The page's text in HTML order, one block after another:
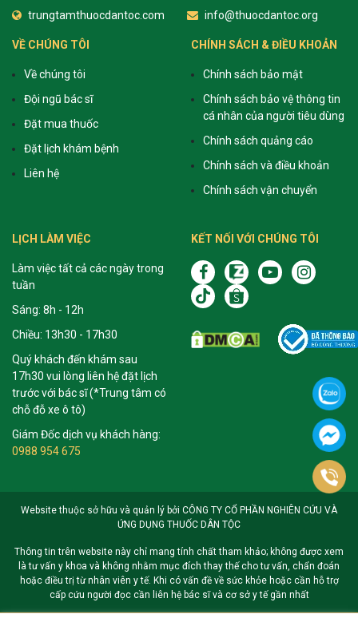
trungtamthuocdantoc.com info@thuocdantoc.org
VỀ CHÚNG TÔI
Về chúng tôi
Đội ngũ bác sĩ
Đặt mua thuốc
Đặt lịch khám bệnh
Liên hệ
CHÍNH SÁCH & ĐIỀU KHOẢN
Chính sách bảo mật
Chính sách bảo vệ thông tin
cá nhân của người tiêu dùng
Chính sách quảng cáo
Chính sách và điều khoản
Chính sách vận chuyển
LỊCH LÀM VIỆC
Làm việc tất cả các ngày trong
tuần
Sáng: 8h - 12h
Chiều: 13h30 - 17h30
Quý khách đến khám sau
17h30 vui lòng liên hệ đặt lịch
trước với bác sĩ (*Trung tâm có
chỗ đỗ xe ô tô)
Giám Đốc dịch vụ khách hàng:
0988 954 675
KẾT NỐI VỚI CHÚNG TÔI
Website thuộc sở hữu và quản lý bởi CÔNG TY CỔ PHẦN NGHIÊN CỨU VÀ
ỨNG DỤNG THUỐC DÂN TỘC
Thông tin trên website này chỉ mang tính chất tham khảo; không được xem
là tư vấn y khoa và không nhằm mục đích thay thế cho tư vấn, chẩn đoán
hoặc điều trị từ nhân viên y tế. Khi có vấn đề về sức khỏe hoặc cần hỗ trợ
cấp cứu người đọc cần liên hệ bác sĩ và cơ sở y tế gần nhất